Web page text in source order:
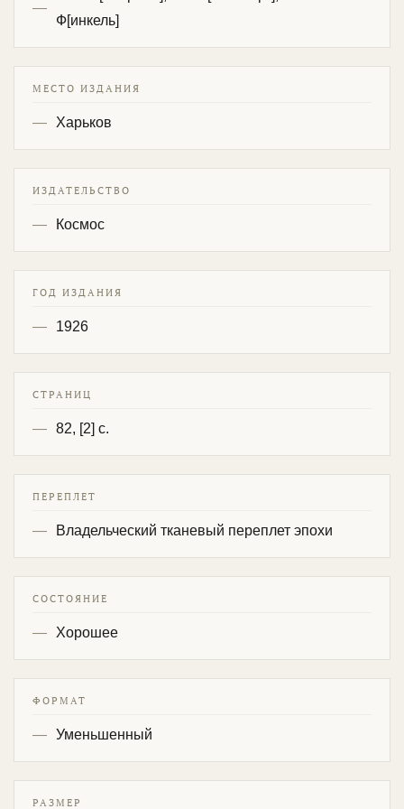
Ф[инкель]
МЕСТО ИЗДАНИЯ
Харьков
ИЗДАТЕЛЬСТВО
Космос
ГОД ИЗДАНИЯ
1926
СТРАНИЦ
82, [2] c.
ПЕРЕПЛЕТ
Владельческий тканевый переплет эпохи
СОСТОЯНИЕ
Хорошее
ФОРМАТ
Уменьшенный
РАЗМЕР